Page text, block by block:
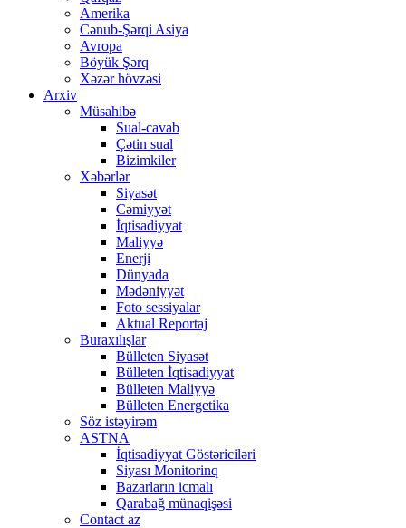
Amerika
Cənub-Şərqi Asiya
Avropa
Böyük Şərq
Xəzər hövzəsi
Arxiv
Müsahibə
Sual-cavab
Çətin sual
Bizimkiler
Xəbərlər
Siyasət
Cəmiyyət
İqtisadiyyat
Maliyyə
Enerji
Dünyada
Mədəniyyət
Foto sessiyalar
Aktual Reportaj
Buraxılışlar
Bülleten Siyasət
Bülleten İqtisadiyyat
Bülleten Maliyyə
Bülleten Energetika
Söz istəyirəm
ASTNA
İqtisadiyyat Göstəriciləri
Siyası Monitorinq
Bazarların icmalı
Qarabağ münaqişəsi
Contact az